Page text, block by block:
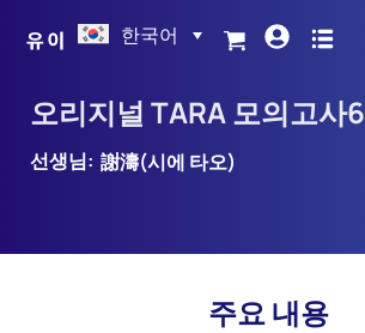
한국어
오리지널 TARA 모의고사6
선생님: 謝濤(시에 타오)
주요 내용